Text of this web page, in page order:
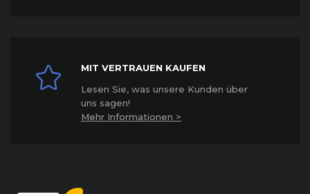
MIT VERTRAUEN KAUFEN
Lesen Sie, was unsere Kunden über
uns sagen!
Mehr Informationen >